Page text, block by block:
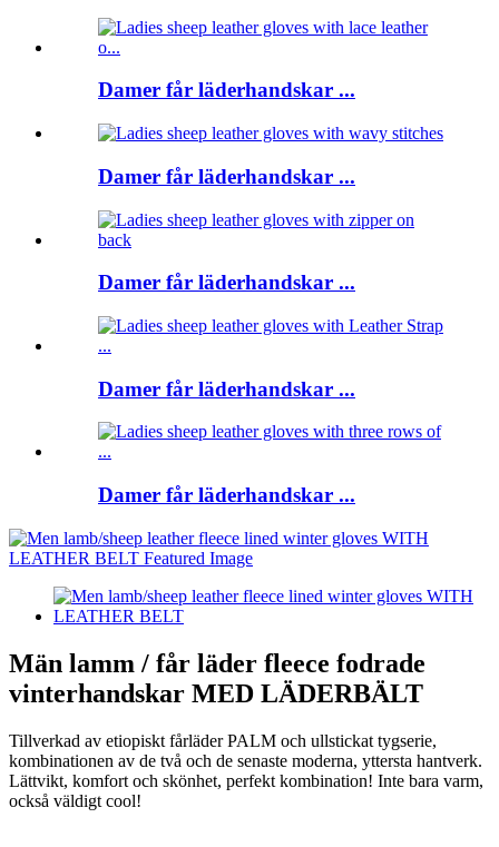
Damer får läderhandskar ...
Damer får läderhandskar ...
Damer får läderhandskar ...
Damer får läderhandskar ...
Damer får läderhandskar ...
Män lamm / får läder fleece fodrade
vinterhandskar MED LÄDERBÄLT
Tillverkad av etiopiskt fårläder PALM och ullstickat tygserie,
kombinationen av de två och de senaste moderna, yttersta hantverk.
Lättvikt, komfort och skönhet, perfekt kombination! Inte bara varm,
också väldigt cool!